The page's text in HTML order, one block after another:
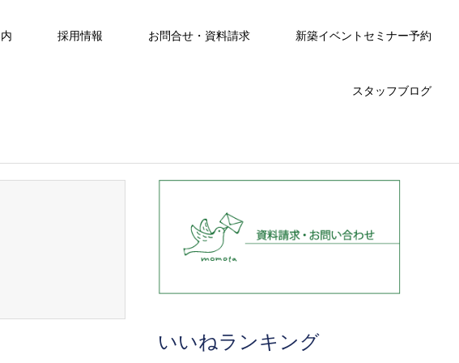
採用情報 お問合せ・資料請求 新築イベントセミナー予約
スタッフブログ
いいねランキング